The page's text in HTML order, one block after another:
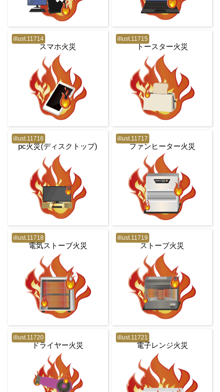
illust.11714
スマホ火災
illust.11715
トースター火災
illust.11716
pc火災(ディスクトップ)
illust.11717
ファンヒーター火災
illust.11718
電気ストーブ火災
illust.11719
ストーブ火災
illust.11720
ドライヤー火災
illust.11721
電子レンジ火災